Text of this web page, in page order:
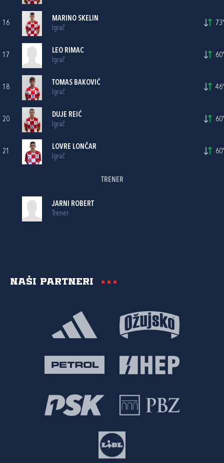
16
MARINO SKELIN
Igrač
73'
17
LEO RIMAC
Igrač
60'
18
TOMAS BAKOVIĆ
Igrač
46'
20
DUJE REIĆ
Igrač
60'
21
LOVRE LONČAR
Igrač
60'
TRENER
JARNI ROBERT
Trener
Naši partneri